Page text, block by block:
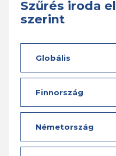
Szűrés iroda
szerint
Globális
Finnország
Németország